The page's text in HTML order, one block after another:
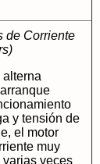
de Corriente
alterna
y tensión de
el motor
muy
veces